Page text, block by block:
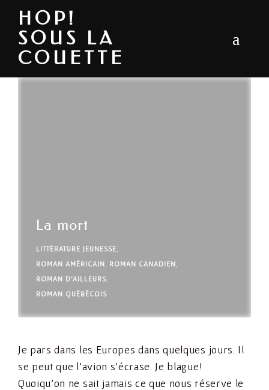
HOP!
SOUS LA
COUETTE
La mort
LITTÉRATURE JEUNESSE
ROMAN AMÉRICAIN
ROMAN CANADIEN
ROMAN D'AILLEURS
ROMAN QUÉBÉCOIS
Je pars dans les Europes dans quelques jours. Il
se peut que l’avion s’écrase. Je blague!
Quoiqu’on ne sait jamais ce que nous réserve le